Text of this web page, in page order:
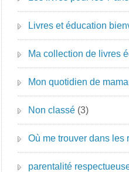
Livres et éducation
Ma collection de livres
Mon quotidien de
Non classé (3)
Où me trouver dans les
parentalité